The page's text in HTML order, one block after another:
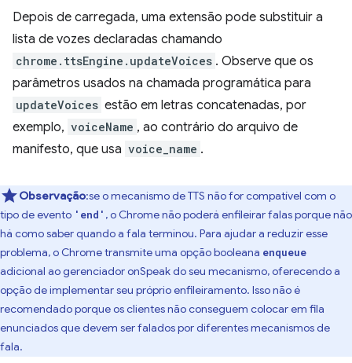
Depois de carregada, uma extensão pode substituir a
lista de vozes declaradas chamando
chrome.ttsEngine.updateVoices . Observe que os
parâmetros usados na chamada programática para
updateVoices estão em letras concatenadas, por
exemplo, voiceName , ao contrário do arquivo de
manifesto, que usa voice_name .
Observação:se o mecanismo de TTS não for compatível com o
tipo de evento 'end' , o Chrome não poderá enfileirar falas porque não
há como saber quando a fala terminou. Para ajudar a reduzir esse
problema, o Chrome transmite uma opção booleana enqueue
adicional ao gerenciador onSpeak do seu mecanismo, oferecendo a
opção de implementar seu próprio enfileiramento. Isso não é
recomendado porque os clientes não conseguem colocar em fila
enunciados que devem ser falados por diferentes mecanismos de
fala.